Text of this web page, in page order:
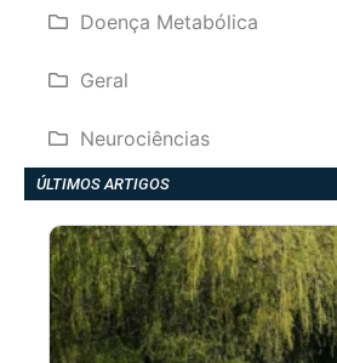
Doença Metabólica
Geral
Neurociências
ÚLTIMOS ARTIGOS